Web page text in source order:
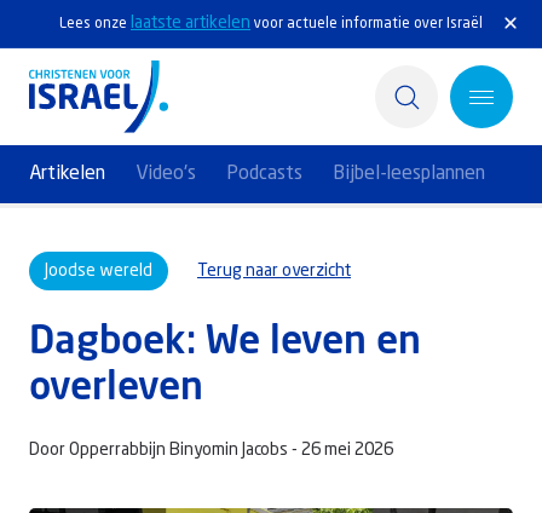
Lees onze laatste artikelen voor actuele informatie over Israël
Artikelen Video's Podcasts Bijbel-leesplannen
Actief
Ontdek
Steun Israël
Service & Contact
Joodse wereld Terug naar overzicht
Dagboek: We leven en
overleven
Door Opperrabbijn Binyomin Jacobs - 26 mei 2026